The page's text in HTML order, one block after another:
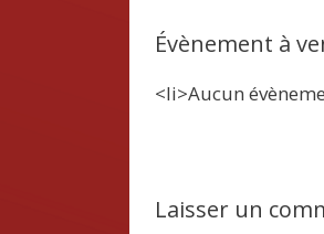
Évènement à
<li>Aucun
Laisser un